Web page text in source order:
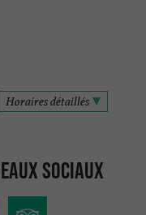
Horaires détaillés
sociaux